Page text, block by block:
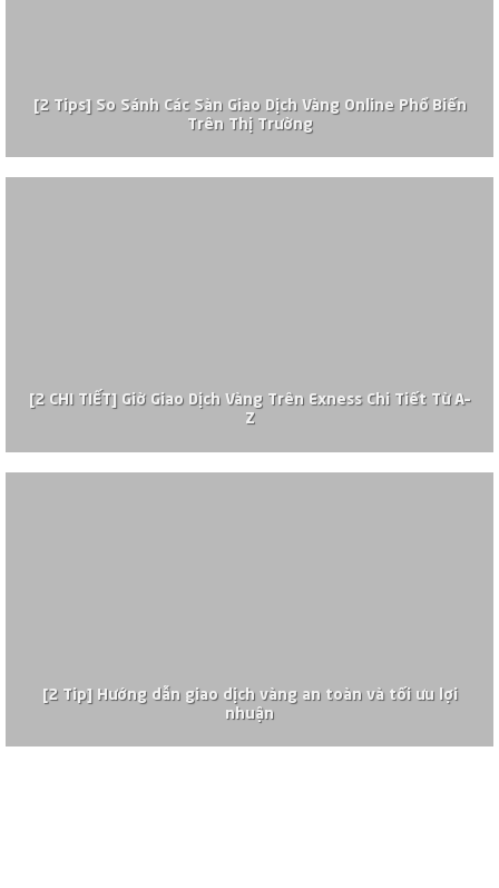
[2 Tips] So Sánh Các Sàn Giao Dịch Vàng Online Phổ Biến
Trên Thị Trường
[2 CHI TIẾT] Giờ Giao Dịch Vàng Trên Exness Chi Tiết Từ A–
Z
[2 Tip] Hướng dẫn giao dịch vàng an toàn và tối ưu lợi
nhuận